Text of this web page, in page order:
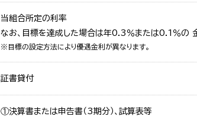
当組合所定の利率
なお、目標を達成した場合は年0.3％または0.1％の
※目標の設定方法により優遇金利が異なります。
証書貸付
①決算書または申告書（3期分）、試算表等